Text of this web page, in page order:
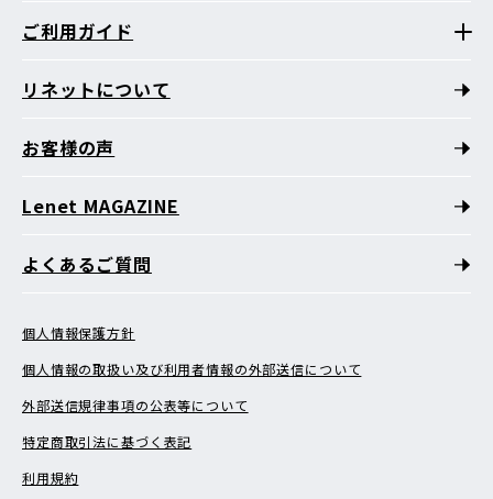
ご利用ガイド
リネットについて
お客様の声
Lenet MAGAZINE
よくあるご質問
個人情報保護方針
個人情報の取扱い及び利用者情報の外部送信について
外部送信規律事項の公表等について
特定商取引法に基づく表記
利用規約